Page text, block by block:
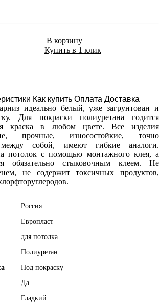
В корзину
Купить в 1 клик
Как купить Оплата Доставка
идеально белый, уже загрунтован и
Для покраски полиуретана годится
краска в любом цвете. Все изделия
прочные, износостойкие, точно
между собой, имеют гибкие аналоги.
потолок с помощью монтажного клея, а
обязательно стыковочным клеем. Не
не содержит токсичных продуктов,
Россия
Европласт
для потолка
Полиуретан
Под покраску
Да
Гладкий